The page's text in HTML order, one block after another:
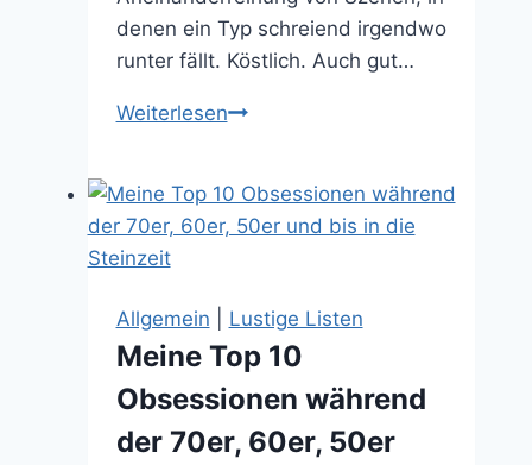
denen ein Typ schreiend irgendwo
runter fällt. Köstlich. Auch gut…
WeiterlesenZum
Musicless
Intros
oder
Knight
Rider
Allgemein Lustige Listen
Meine Top 10
Obsessionen während
der 70er, 60er, 50er